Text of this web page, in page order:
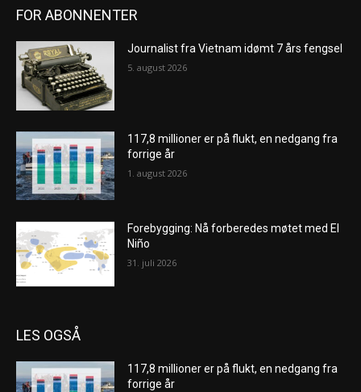
FOR ABONNENTER
Journalist fra Vietnam idømt 7 års fengsel
5. august 2026
117,8 millioner er på flukt, en nedgang fra
forrige år
1. august 2026
Forebygging: Nå forberedes møtet med El
Niño
31. juli 2026
LES OGSÅ
117,8 millioner er på flukt, en nedgang fra
forrige år